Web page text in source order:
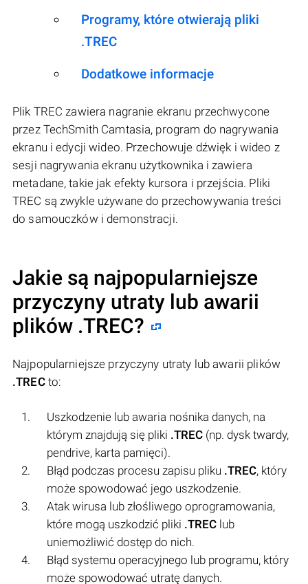
Programy, które otwierają pliki
.TREC
Dodatkowe informacje
Plik TREC zawiera nagranie ekranu przechwycone
przez TechSmith Camtasia, program do nagrywania
ekranu i edycji wideo. Przechowuje dźwięk i wideo z
sesji nagrywania ekranu użytkownika i zawiera
metadane, takie jak efekty kursora i przejścia. Pliki
TREC są zwykle używane do przechowywania treści
do samouczków i demonstracji.
Jakie są najpopularniejsze
przyczyny utraty lub awarii
plików .TREC?
Najpopularniejsze przyczyny utraty lub awarii plików
.TRECto:
Uszkodzenie lub awaria nośnika danych, na
którym znajdują się pliki .TREC (np. dysk twardy,
pendrive, karta pamięci).
Błąd podczas procesu zapisu pliku .TREC, który
może spowodować jego uszkodzenie.
Atak wirusa lub złośliwego oprogramowania,
które mogą uszkodzić pliki .TREC lub
uniemożliwić dostęp do nich.
Błąd systemu operacyjnego lub programu, który
może spowodować utratę danych.